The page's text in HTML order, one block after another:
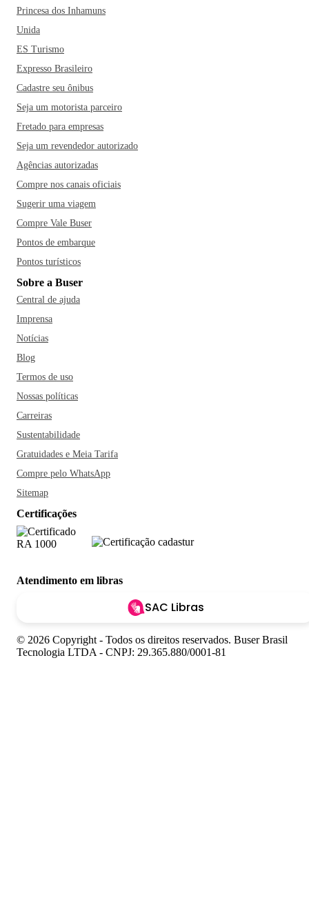
Princesa dos Inhamuns
Unida
ES Turismo
Expresso Brasileiro
Cadastre seu ônibus
Seja um motorista parceiro
Fretado para empresas
Seja um revendedor autorizado
Agências autorizadas
Compre nos canais oficiais
Sugerir uma viagem
Compre Vale Buser
Pontos de embarque
Pontos turísticos
Sobre a Buser
Central de ajuda
Imprensa
Notícias
Blog
Termos de uso
Nossas políticas
Carreiras
Sustentabilidade
Gratuidades e Meia Tarifa
Compre pelo WhatsApp
Sitemap
Certificações
Atendimento em libras
SAC Libras
© 2026 Copyright - Todos os direitos reservados. Buser Brasil
Tecnologia LTDA - CNPJ: 29.365.880/0001-81